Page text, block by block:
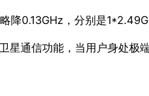
0.13GHz，分别是
通信功能，当用户身处极